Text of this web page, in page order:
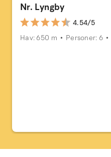
Nr. Lyngby
4.54/5
Hav: 650 m
Personer: 6